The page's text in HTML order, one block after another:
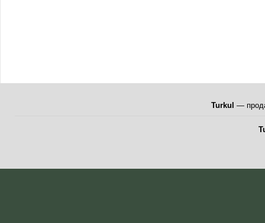
Turkul —